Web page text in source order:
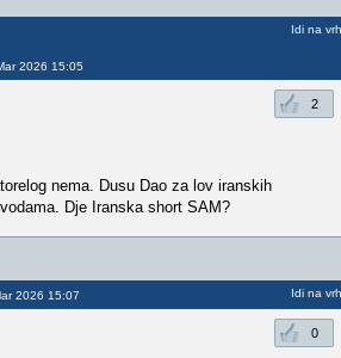
2026 15:05
Idi na vrh
2
nema. Dusu Dao za lov iranskih
Dje Iranska short SAM?
2026 15:07 Idi na vrh
0